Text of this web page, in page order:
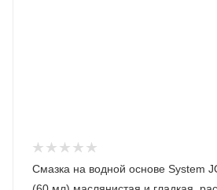
Смазка на водной основе System